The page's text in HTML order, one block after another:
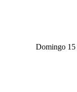
Domingo 15